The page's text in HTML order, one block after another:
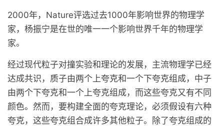
2000年，Nature评选过去1000年影响世界的物理学
家，杨振宁是在世的唯一一个影响世界千年的物理学
家。
经过现代粒子对撞实验和理论的发展，主流物理学已经
达成共识，质子由两个上夸克和一个下夸克组成，中子
由两个下夸克和一个上夸克组成，而这些夸克又有不同
颜色。然而，要构建全面的夸克理论，必须假设有六种
夸克，这些夸克组合成许多其他粒子。除了夸克组成的